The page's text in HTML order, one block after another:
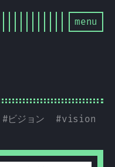
menu
ビジョン #vision